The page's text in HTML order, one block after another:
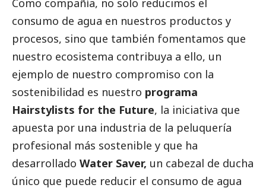
Como compañía, no solo reducimos el
consumo de agua en nuestros productos y
procesos, sino que también fomentamos que
nuestro ecosistema contribuya a ello, un
ejemplo de nuestro compromiso con la
sostenibilidad es nuestro programa
Hairstylists for the Future, la iniciativa que
apuesta por una industria de la peluquería
profesional más sostenible y que ha
desarrollado Water Saver, un cabezal de ducha
único que puede reducir el consumo de agua